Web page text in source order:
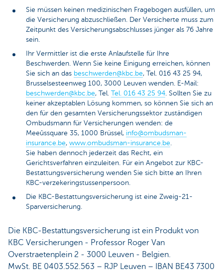
Sie müssen keinen medizinischen Fragebogen ausfüllen, um
die Versicherung abzuschließen. Der Versicherte muss zum
Zeitpunkt des Versicherungsabschlusses jünger als 76 Jahre
sein.
Ihr Vermittler ist die erste Anlaufstelle für Ihre
Beschwerden. Wenn Sie keine Einigung erreichen, können
Sie sich an das beschwerden@kbc.be, Tel. 016 43 25 94,
Brusselsesteenweg 100, 3000 Leuven wenden. E-Mail:
beschwerden@kbc.be, Tel. Tel. 016 43 25 94 . Sollten Sie zu
keiner akzeptablen Lösung kommen, so können Sie sich an
den für den gesamten Versicherungssektor zuständigen
Ombudsmann für Versicherungen wenden: de
Meeûssquare 35, 1000 Brüssel, info@ombudsman-
insurance.be, www.ombudsman-insurance.be
Sie haben dennoch jederzeit das Recht, ein
Gerichtsverfahren einzuleiten. Für ein Angebot zur KBC-
Bestattungsversicherung wenden Sie sich bitte an Ihren
KBC-verzekeringstussenpersoon.
Die KBC-Bestattungsversicherung ist eine Zweig-21-
Sparversicherung.
Die KBC-Bestattungsversicherung ist ein Produkt von
KBC Versicherungen - Professor Roger Van
Overstraetenplein 2 - 3000 Leuven - Belgien.
MwSt. BE 0403.552.563 – RJP Leuven – IBAN BE43 7300